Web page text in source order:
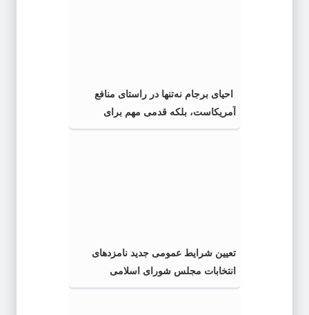
احیای برجام نه‌تنها در راستای منافع
آمریکاست، بلکه قدمی مهم برای
خاورمیانه است
تعیین شرایط عمومی جدید نامزدهای
انتخابات مجلس شورای اسلامی